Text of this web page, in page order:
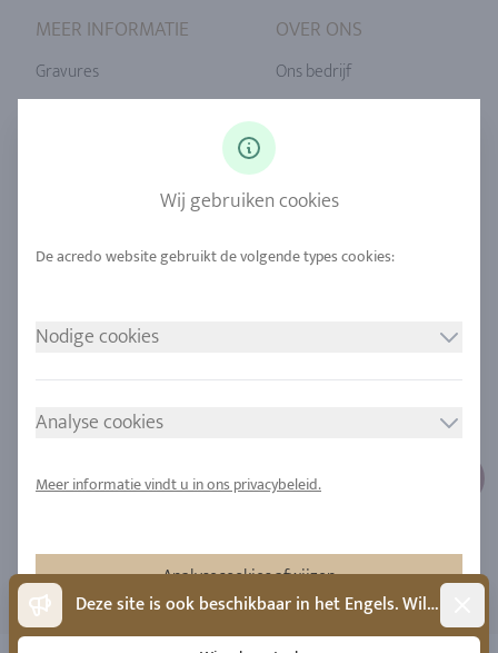
MEER INFORMATIE
Gravures
Stedelijke mijnbouw
OVER ONS
Ons bedrijf
Onze kwaliteit
Locaties
JURIDISCHE MEDEDELING
Afdruk
Gegevensbescherming
Deze site is ook beschikbaar in het Engels. Wilt u naar het Engels wisselen?
Wij gebruiken cookies
Nodige cookies
Analyse cookies
Meer informatie vindt u in ons privacybeleid.
Analysecookies afwijzen
Accepteer analysecookies